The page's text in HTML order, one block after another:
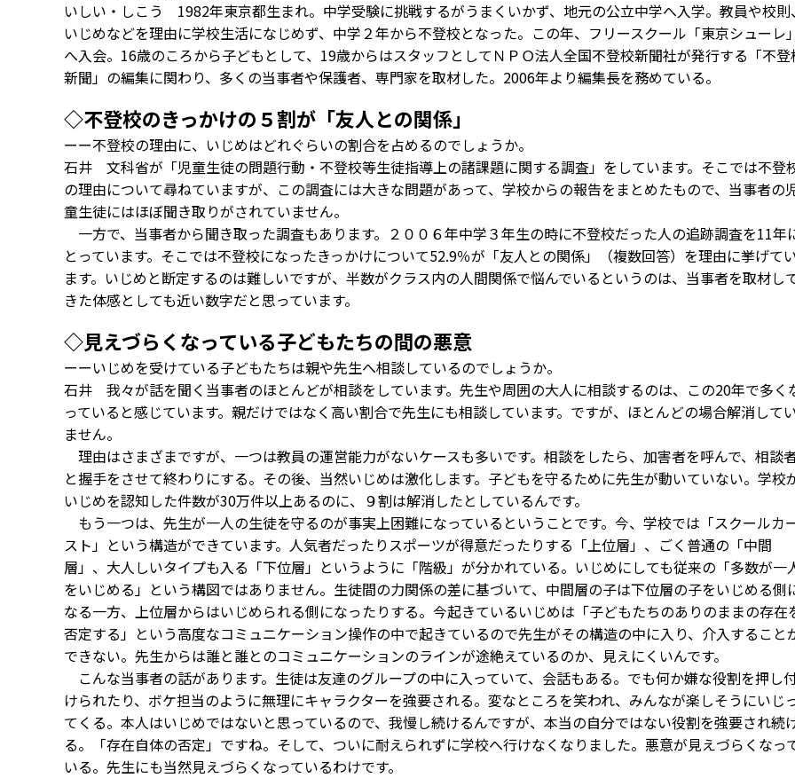
いしい・しこう 1982年東京都生まれ。中学受験に挑戦するがうまくいかず、地元の公立中学へ入学。教員や校則、
いじめなどを理由に学校生活になじめず、中学２年から不登校となった。この年、フリースクール「東京シューレ」
へ入会。16歳のころから子どもとして、19歳からはスタッフとしてＮＰＯ法人全国不登校新聞社が発行する「不登
新聞」の編集に関わり、多くの当事者や保護者、専門家を取材した。2006年より編集長を務めている。
◇不登校のきっかけの５割が「友人との関係」
ーー不登校の理由に、いじめはどれぐらいの割合を占めるのでしょうか。
石井 文科省が「児童生徒の問題行動・不登校等生徒指導上の諸課題に関する調査」をしています。そこでは不登
の理由について尋ねていますが、この調査には大きな問題があって、学校からの報告をまとめたもので、当事者の
童生徒にはほぼ聞き取りがされていません。
一方で、当事者から聞き取った調査もあります。２００６年中学３年生の時に不登校だった人の追跡調査を11年
とっています。そこでは不登校になったきっかけについて52.9％が「友人との関係」（複数回答）を理由に挙げて
ます。いじめと断定するのは難しいですが、半数がクラス内の人間関係で悩んでいるというのは、当事者を取材し
きた体感としても近い数字だと思っています。
◇見えづらくなっている子どもたちの間の悪意
ーーいじめを受けている子どもたちは親や先生へ相談しているのでしょうか。
石井 我々が話を聞く当事者のほとんどが相談をしています。先生や周囲の大人に相談するのは、この20年で多く
っていると感じています。親だけではなく高い割合で先生にも相談しています。ですが、ほとんどの場合解消して
ません。
理由はさまざまですが、一つは教員の運営能力がないケースも多いです。相談をしたら、加害者を呼んで、相談
と握手をさせて終わりにする。その後、当然いじめは激化します。子どもを守るために先生が動いていない。学校
いじめを認知した件数が30万件以上あるのに、９割は解消したとしているんです。
もう一つは、先生が一人の生徒を守るのが事実上困難になっているということです。今、学校では「スクールカ
スト」という構造ができています。人気者だったりスポーツが得意だったりする「上位層」、ごく普通の「中間
層」、大人しいタイプも入る「下位層」というように「階級」が分かれている。いじめにしても従来の「多数が一
をいじめる」という構図ではありません。生徒間の力関係の差に基づいて、中間層の子は下位層の子をいじめる側
なる一方、上位層からはいじめられる側になったりする。今起きているいじめは「子どもたちのありのままの存在
否定する」という高度なコミュニケーション操作の中で起きているので先生がその構造の中に入り、介入すること
できない。先生からは誰と誰とのコミュニケーションのラインが途絶えているのか、見えにくいんです。
こんな当事者の話があります。生徒は友達のグループの中に入っていて、会話もある。でも何か嫌な役割を押し
けられたり、ボケ担当のように無理にキャラクターを強要される。変なところを笑われ、みんなが楽しそうにいじ
てくる。本人はいじめではないと思っているので、我慢し続けるんですが、本当の自分ではない役割を強要され続
る。「存在自体の否定」ですね。そして、ついに耐えられずに学校へ行けなくなりました。悪意が見えづらくなっ
いる。先生にも当然見えづらくなっているわけです。